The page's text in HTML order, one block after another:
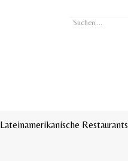
Suchen
Lateinamerikanische Restaurants